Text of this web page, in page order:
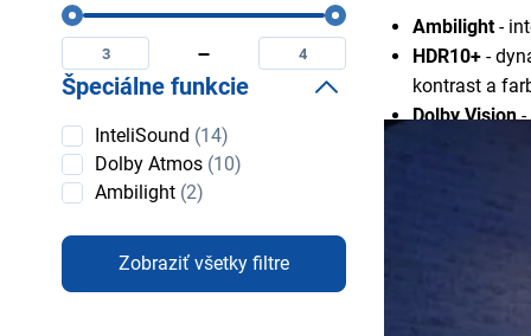
Ambilight-
HDR10+ -
kontrast a
Dolby Vision-
bežné HDR
Motion Rate
Počet
HDMI
Minimální
počet
hdmi
Maximální
počet
hdmi
Špeciálne funkcie
Špeciálne
funkcie
InteliSound (14)
Dolby Atmos (10)
Ambilight (2)
Zobraziť všetky filtre